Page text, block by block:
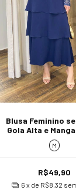
Blusa Feminino
Gola Alta e
de Tule Poá
M
R$49,90
6 x de R$8,32